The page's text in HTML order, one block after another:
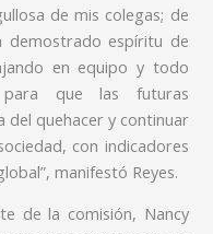
de mis colegas; de
demostrado espíritu de
en equipo y todo
que las futuras
del quehacer y continuar
con indicadores
manifestó Reyes.
de la comisión, Nancy